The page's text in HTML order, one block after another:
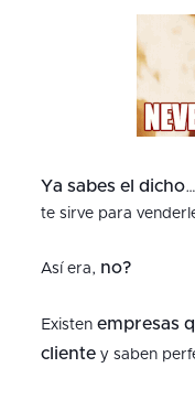
Ya sabes el dicho
te sirve para
Así era, no?
Existen empresas
clientey saben